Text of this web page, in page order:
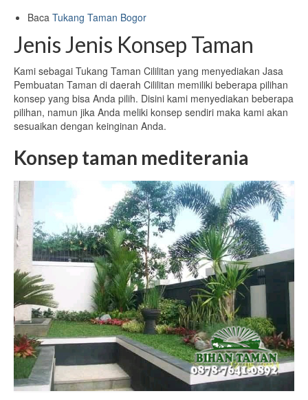
Baca Tukang Taman Bogor
Jenis Jenis Konsep Taman
Kami sebagai Tukang Taman Cililitan yang menyediakan Jasa
Pembuatan Taman di daerah Cililitan memiliki beberapa pilihan
konsep yang bisa Anda pilih. Disini kami menyediakan beberapa
pilihan, namun jika Anda meliki konsep sendiri maka kami akan
sesuaikan dengan keinginan Anda.
Konsep taman mediterania